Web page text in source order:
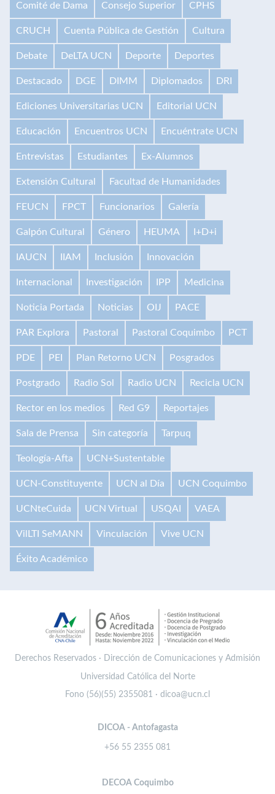
Comité de Dama Consejo Superior CPHS
CRUCH Cuenta Pública de Gestión Cultura
Debate DeLTA UCN Deporte Deportes
Destacado DGE DIMM Diplomados DRI
Ediciones Universitarias UCN Editorial UCN
Educación Encuentros UCN Encuéntrate UCN
Entrevistas Estudiantes Ex-Alumnos
Extensión Cultural Facultad de Humanidades
FEUCN FPCT Funcionarios Galería
Galpón Cultural Género HEUMA I+D+i
IAUCN IIAM Inclusión Innovación
Internacional Investigación IPP Medicina
Noticia Portada Noticias OIJ PACE
PAR Explora Pastoral Pastoral Coquimbo PCT
PDE PEI Plan Retorno UCN Posgrados
Postgrado Radio Sol Radio UCN Recicla UCN
Rector en los medios Red G9 Reportajes
Sala de Prensa Sin categoría Tarpuq
Teología-Afta UCN+Sustentable
UCN-Constituyente UCN al Día UCN Coquimbo
UCNteCuida UCN Virtual USQAI VAEA
VilLTI SeMANN Vinculación Vive UCN
Éxito Académico
Derechos Reservados · Dirección de Comunicaciones y Admisión
Universidad Católica del Norte
Fono (56)(55) 2355081 · dicoa@ucn.cl
DICOA - Antofagasta
+56 55 2355 081
DECOA Coquimbo